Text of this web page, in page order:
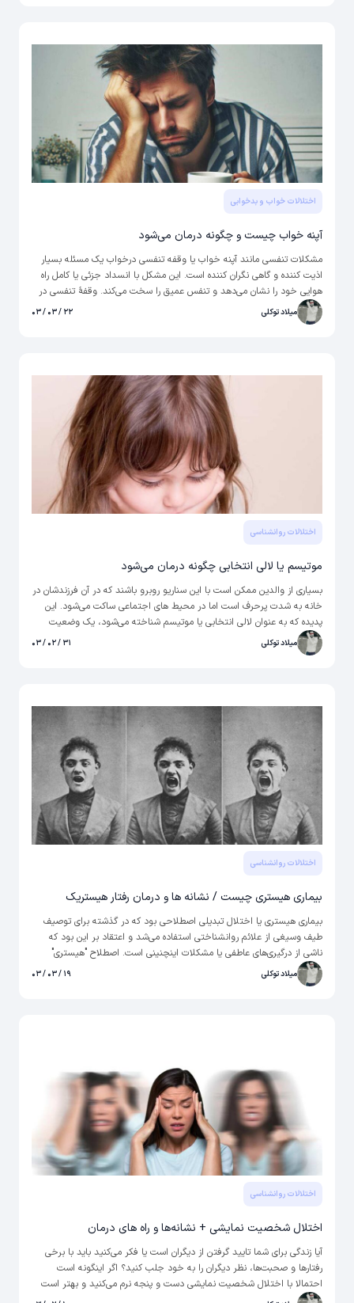
اختلالات خواب و بدخوابی
آپنه خواب چیست و چگونه درمان می‌شود
مشکلات تنفسی مانند آپنه خواب یا وقفه تنفسی درخواب یک مسئله بسیار
اذیت کننده و گاهی نگران کننده است. این مشکل با انسداد جزئی یا کامل راه
هوایی خود را نشان می‌دهد و تنفس عمیق را سخت می‌کند. وقفهٔ تنفسی در
خواب علاوه بر مشکلات جسمانی برای خود فرد، مشکلاتی را نیز برای شریک
زندگی یا خانواده او ایجاد می‌کند و باعث آزار و اذیت آن‌‌ها می‌شود. در ادامه
میلاد توکلی ۲۲ / ۰۳ / ۰۳
اختلالات روانشناسی
موتیسم یا لالی انتخابی چگونه درمان می‌شود
بسیاری از والدین ممکن است با این سناریو روبرو باشند که در آن فرزندشان در
خانه به شدت پرحرف است اما در محیط های اجتماعی ساکت می‌شود. این
پدیده که به عنوان لالی انتخابی یا موتیسم شناخته می‌شود، یک وضعیت
روانی شناخته شده است که باعث مشکل در برقراری ارتباط با دیگران البته در
محیط های خاص می‌شود. برای آشنایی بیشتر درباره این اختلال، در ادامه
میلاد توکلی ۳۱ / ۰۲ / ۰۳
اختلالات روانشناسی
بیماری هیستری چیست / نشانه ها و درمان رفتار هیستریک
بیماری هیستری یا اختلال تبدیلی اصطلاحی بود که در گذشته برای توصیف
طیف وسیغی از علائم روانشناختی استفاده می‌شد و اعتقاد بر این بود که
ناشی از درگیری‌های عاطفی یا مشکلات اینچنینی است. اصطلاح "هیستری"
معمولا درباره زنان بود و گفته می‌شد که آن‌ها به دلیل اندام های تولید مثلی
که دارند، بیشتر مستعد ابتلا به این اختلال هستند. با این حال، این اصطلاح
میلاد توکلی ۱۹ / ۰۳ / ۰۳
اختلالات روانشناسی
اختلال شخصیت نمایشی + نشانه‌ها و راه های درمان
آیا زندگی برای شما تایید گرفتن از دیگران است یا فکر می‌کنید باید با برخی
رفتارها و صحبت‌ها، نظر دیگران را به خود جلب کنید؟ اگر اینگونه است
احتمالا با اختلال شخصیت نمایشی دست و پنجه نرم می‌کنید و بهتر است
آن را بیشتر و کامل‌تر بشناسید. در ادامه درباره انواع آن و اینکه اختلال